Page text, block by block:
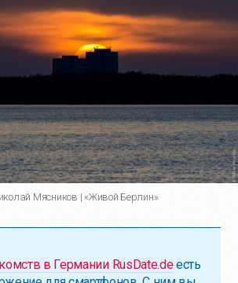
Мясников | «Живой Берлин»
в Германии RusDate.deесть